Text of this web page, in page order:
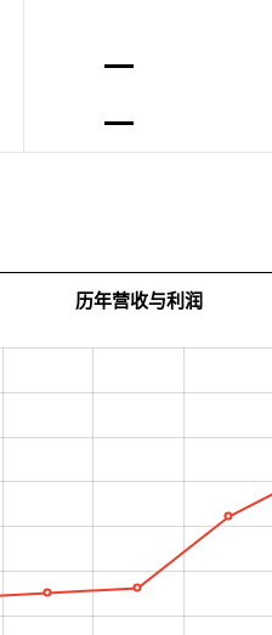
历年营收与利润